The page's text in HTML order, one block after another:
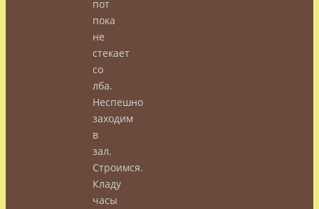
пот
пока
не
стекает
со
лба.
Неспешно
заходим
в
зал.
Строимся.
Кладу
часы